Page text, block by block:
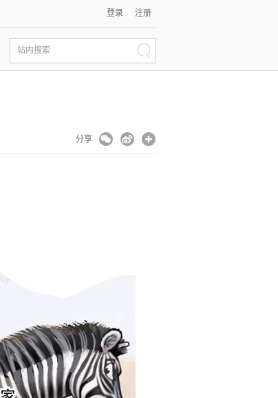
登录 注册
站内搜索
分享